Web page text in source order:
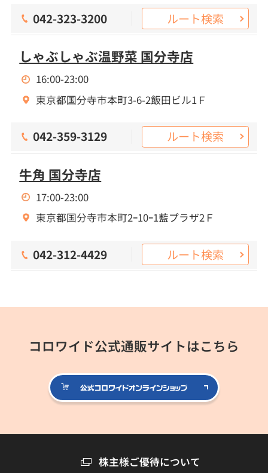
042-323-3200 ルート検索
しゃぶしゃぶ温野菜 国分寺店
16:00-23:00
東京都国分寺市本町3-6-2飯田ビル1Ｆ
042-359-3129 ルート検索
牛角 国分寺店
17:00-23:00
東京都国分寺市本町2ｰ10ｰ1藍プラザ2Ｆ
042-312-4429 ルート検索
コロワイド公式通販サイトはこちら
公式コロ
株主様ご優待について